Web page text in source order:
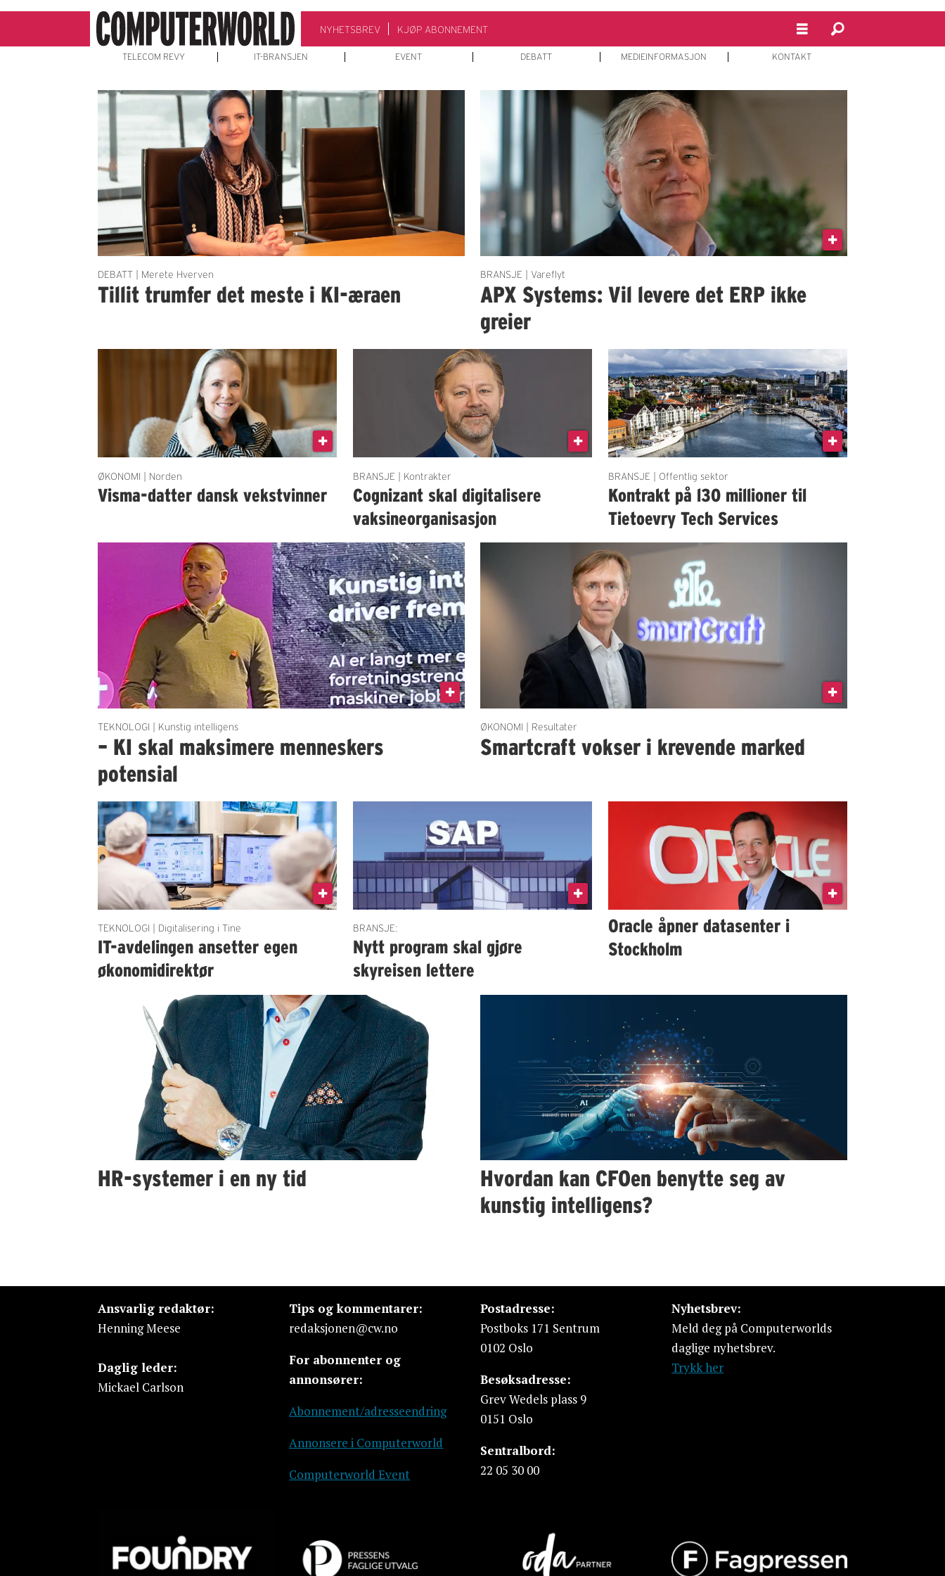
NYHETSBREV KJØP ABONNEMENT
TELECOM REVY IT-BRANSJEN EVENT DEBATT MEDIEINFORMASJON KONTAKT
forretningssystemer
DEBATT | Merete Hverven
Tillit trumfer det meste i KI-æraen
BRANSJE | Vareflyt
APX Systems: Vil levere det ERP ikke
greier
ØKONOMI | Norden
Visma-datter dansk vekstvinner
BRANSJE | Kontrakter
Cognizant skal digitalisere
vaksineorganisasjon
BRANSJE | Offentlig sektor
Kontrakt på l30 millioner til
Tietoevry Tech Services
TEKNOLOGI | Kunstig intelligens
– KI skal maksimere menneskers
potensial
ØKONOMI | Resultater
Smartcraft vokser i krevende marked
TEKNOLOGI | Digitalisering i Tine
IT-avdelingen ansetter egen
økonomidirektør
BRANSJE:
Nytt program skal gjøre
skyreisen lettere
Oracle åpner datasenter i
Stockholm
HR-systemer i en ny tid
Hvordan kan CFOen benytte seg av
kunstig intelligens?
Ansvarlig redaktør:
Henning Meese
Daglig leder:
Mickael Carlson
Tips og kommentarer:
redaksjonen@cw.no
For abonnenter og
annonsører:
Abonnement/adresseendring
Annonsere i Computerworld
Computerworld Event
Postadresse:
Postboks 171 Sentrum
0102 Oslo
Besøksadresse:
Grev Wedels plass 9
0151 Oslo
Sentralbord:
22 05 30 00
Nyhetsbrev:
Meld deg på Computerworlds
daglige nyhetsbrev.
Trykk her